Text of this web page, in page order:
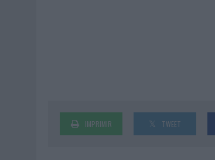
IMPRIMIR TWEET